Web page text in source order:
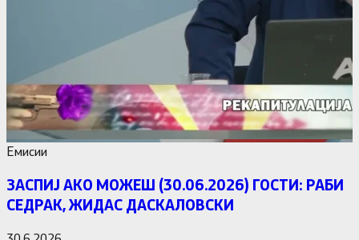
Емисии
ЗАСПИЈ АКО МОЖЕШ (30.06.2026) ГОСТИ: РАБИ
СЕДРАК, ЖИДАС ДАСКАЛОВСКИ